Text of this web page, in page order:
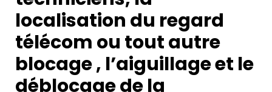
localisation du regard
télécom ou tout autre
blocage , l’aiguillage et le
déblocage de la